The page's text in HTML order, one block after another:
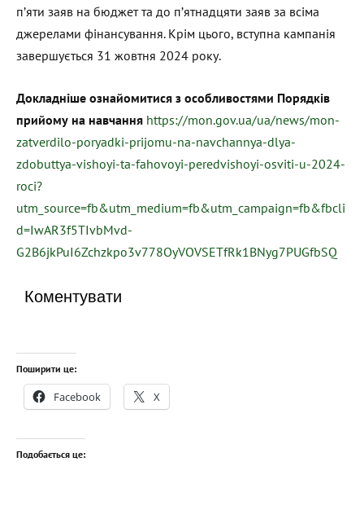
п’яти заяв на бюджет та до п’ятнадцяти заяв за всіма
джерелами фінансування. Крім цього, вступна кампанія
завершується 31 жовтня 2024 року.
Докладніше ознайомитися з особливостями Порядків
прийому на навчання https://mon.gov.ua/ua/news/mon-
zatverdilo-poryadki-prijomu-na-navchannya-dlya-
zdobuttya-vishoyi-ta-fahovoyi-peredvishoyi-osviti-u-2024-
roci?
utm_source=fb&utm_medium=fb&utm_campaign=fb&fbcli
d=IwAR3f5TIvbMvd-
G2B6jkPuI6Zchzkpo3v778OyVOVSETfRk1BNyg7PUGfbSQ
Коментувати
Поширити це:
Facebook X
Подобається це: